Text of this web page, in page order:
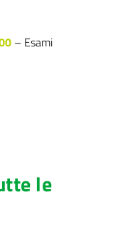
– Esami
le